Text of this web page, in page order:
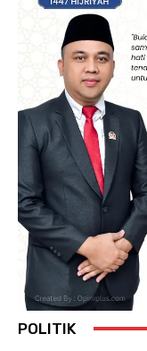
POLITIK